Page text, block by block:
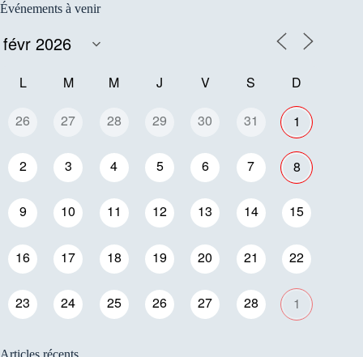
Événements à venir
L M M J V S D
26 27 28 29 30 31 1
2 3 4 5 6 7 8
9 10 11 12 13 14 15
16 17 18 19 20 21 22
23 24 25 26 27 28 1
Articles récents